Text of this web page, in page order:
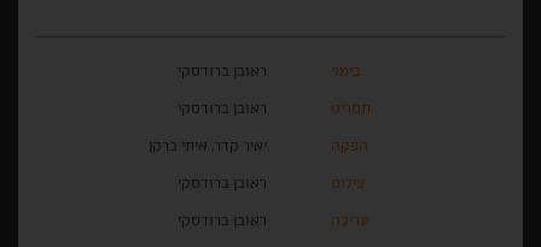
בימוי ראובן ברודסקי
תסריט ראובן ברודסקי
הפקה יאיר קדר, איתי ברקן
צילום ראובן ברודסקי
עריכה ראובן ברודסקי